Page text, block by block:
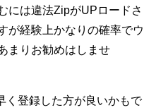
には違法ZipがUPロードさ
が経験上かなりの確率でウ
まりお勧めはしませ
く登録した方が良いかもで